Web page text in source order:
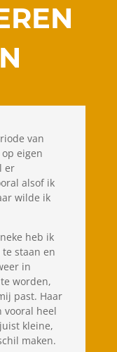
van
eigen
er
alsof ik
wilde ik
heb ik
staan en
in
worden,
past. Haar
vooral heel
kleine,
maken.